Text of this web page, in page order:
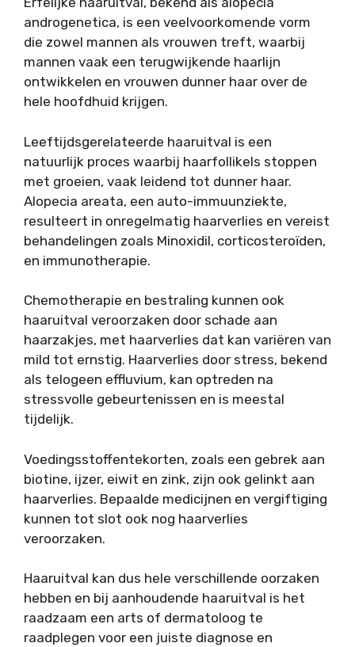
androgenetica, is een veelvoorkomende vorm
die zowel mannen als vrouwen treft, waarbij
mannen vaak een terugwijkende haarlijn
ontwikkelen en vrouwen dunner haar over de
hele hoofdhuid krijgen.
Leeftijdsgerelateerde haaruitval is een
natuurlijk proces waarbij haarfollikels stoppen
met groeien, vaak leidend tot dunner haar.
Alopecia areata, een auto-immuunziekte,
resulteert in onregelmatig haarverlies en vereist
behandelingen zoals Minoxidil, corticosteroïden,
en immunotherapie.
Chemotherapie en bestraling kunnen ook
haaruitval veroorzaken door schade aan
haarzakjes, met haarverlies dat kan variëren van
mild tot ernstig. Haarverlies door stress, bekend
als telogeen effluvium, kan optreden na
stressvolle gebeurtenissen en is meestal
tijdelijk.
Voedingsstoffentekorten, zoals een gebrek aan
biotine, ijzer, eiwit en zink, zijn ook gelinkt aan
haarverlies. Bepaalde medicijnen en vergiftiging
kunnen tot slot ook nog haarverlies
veroorzaken.
Haaruitval kan dus hele verschillende oorzaken
hebben en bij aanhoudende haaruitval is het
raadzaam een arts of dermatoloog te
raadplegen voor een juiste diagnose en